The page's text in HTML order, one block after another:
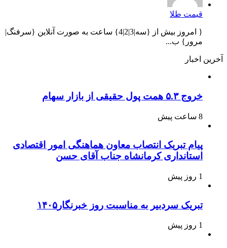
قیمت طلا
{ امروز بیش از {سه|3|2|4} ساعت به صورت آنلاین {سرفنگ|
مرور} ب...
آخرین اخبار
خروج ۵.۳ همت پول حقیقی از بازار سهام
8 ساعت پیش
پیام تبریک انتصاب معاون هماهنگی امور اقتصادی
استانداری کرمانشاه جناب آقای حسن
1 روز پیش
تبریک سردبیر به مناسبت روز خبرنگار۱۴۰۵
1 روز پیش